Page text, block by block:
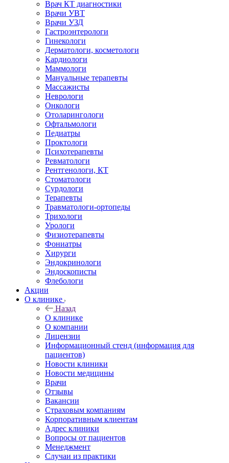
Врач КТ диагностики
Врачи УВТ
Врачи УЗД
Гастроэнтерологи
Гинекологи
Дерматологи, косметологи
Кардиологи
Маммологи
Мануальные терапевты
Массажисты
Неврологи
Онкологи
Отоларингологи
Офтальмологи
Педиатры
Проктологи
Психотерапевты
Ревматологи
Рентгенологи, КТ
Стоматологи
Сурдологи
Терапевты
Травматологи-ортопеды
Трихологи
Урологи
Физиотерапевты
Фониатры
Хирурги
Эндокринологи
Эндоскописты
Флебологи
Акции
О клинике
Назад
О клинике
О компании
Лицензии
Информационный стенд (информация для
пациентов)
Новости клиники
Новости медицины
Врачи
Отзывы
Вакансии
Страховым компаниям
Корпоративным клиентам
Адрес клиники
Вопросы от пациентов
Менеджмент
Случаи из практики